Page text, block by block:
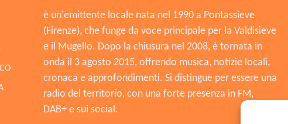
è un'emittente locale nata nel 1990 a Pontassieve
(Firenze), che funge da voce principale per la Valdisieve
e il Mugello. Dopo la chiusura nel 2008, è tornata in
onda il 3 agosto 2015, offrendo musica, notizie locali,
cronaca e approfondimenti. Si distingue per essere una
radio del territorio, con una forte presenza in FM,
DAB+ e sui social.